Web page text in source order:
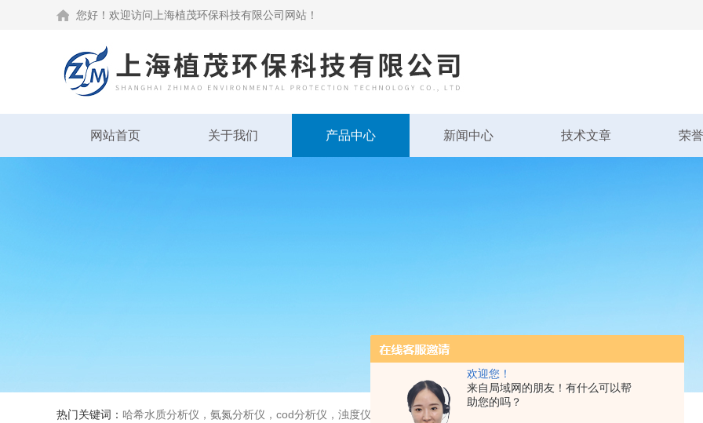
欢迎您！
来自局域网的朋友！有什么可以帮
助您的吗？
您好！欢迎访问上海植茂环保科技有限公司网站！
网站首页 关于我们 产品中心 新闻中心 技术文章 荣
热门关键词： 哈希水质分析仪，氨氮分析仪，cod分析仪，浊度仪，bod分析仪，溶解氧分析仪